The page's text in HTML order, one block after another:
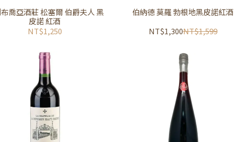
喬亞酒莊 松塞爾 伯爵夫人 黑
皮諾 紅酒
NT$1,250
伯納德 莫羅 勃根地黑皮諾紅酒
NT$1,300NT$1,599